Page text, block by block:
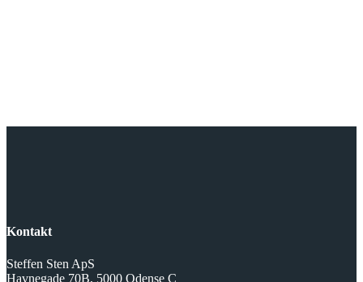
Kontakt
Steffen Sten ApS
Havnegade 70B, 5000 Odense C